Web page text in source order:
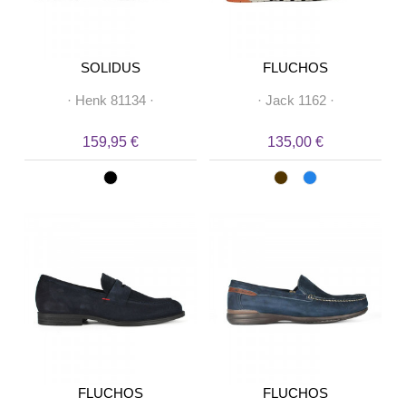
SOLIDUS
· Henk 81134 ·
159,95 €
FLUCHOS
· Jack 1162·
135,00 €
FLUCHOS FLUCHOS